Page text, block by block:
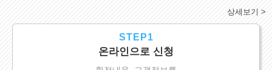
상세보기 >
STEP1
온라인으로 신청